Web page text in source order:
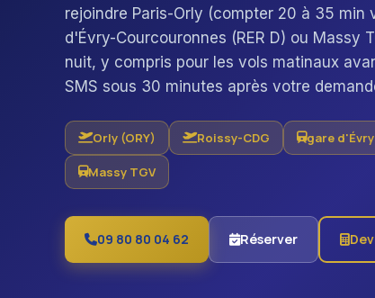
rejoindre Paris-Orly (compter 20 à 35 min
d'Évry-Courcouronnes (RER D) ou Massy
nuit, y compris pour les vols matinaux
SMS sous 30 minutes après votre
Orly (ORY) Roissy-CDG gare
Massy TGV
09 80 80 04 62 Réserver